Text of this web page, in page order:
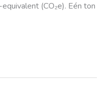
(CO₂e). Eén ton